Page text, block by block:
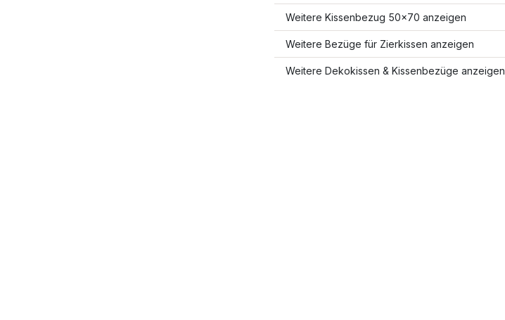
Weitere Kissenbezug 50x70 anzeigen
Weitere Bezüge für Zierkissen anzeigen
Weitere Dekokissen & Kissenbezüge anzeigen